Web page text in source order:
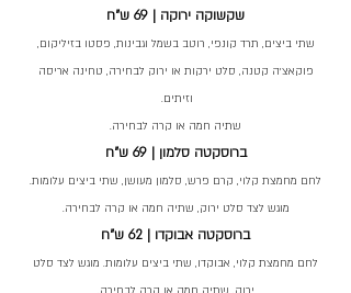
שקשוקה ירוקה | 69 ש"ח
שתי ביצים, תרד קונפי, רוטב בשמל וגבינות, פסטו בזיליקום,
פוקאצ'ה קטנה, סלט ירקות או ירוק לבחירה, טחינה אריסה
וזיתים.
שתיה חמה או קרה לבחירה.
ברוסקטה סלמון | 69 ש"ח
לחם מחמצת קלוי, קרם פרש, סלמון מעושן, שתי ביצים עלומות.
מוגש לצד סלט ירוק, שתיה חמה או קרה לבחירה.
ברוסקטה אבוקדו | 62 ש"ח
לחם מחמצת קלוי, אבוקדו, שתי ביצים עלומות. מוגש לצד סלט